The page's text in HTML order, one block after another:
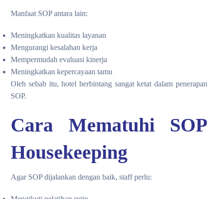
Manfaat SOP antara lain:
Meningkatkan kualitas layanan
Mengurangi kesalahan kerja
Mempermudah evaluasi kinerja
Meningkatkan kepercayaan tamu
Oleh sebab itu, hotel berbintang sangat ketat dalam penerapan
SOP.
Cara Mematuhi SOP
Housekeeping
Agar SOP dijalankan dengan baik, staff perlu: